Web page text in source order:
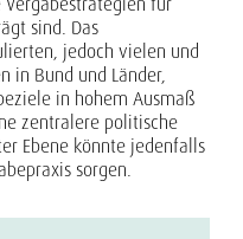
sind. Das
jedoch vielen und
in Bund und Länder,
in hohem Ausmaß
zentralere politische
Ebene könnte jedenfalls
sorgen.